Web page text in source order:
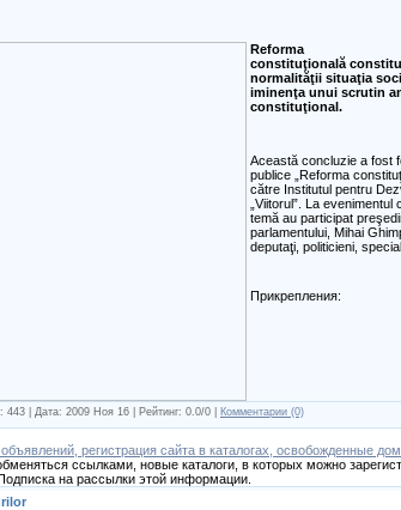
Reforma
constituţională
normalităţii situaţia
iminenţa unui scrutin
constituţional.
Această concluzie a fost
publice „Reforma
către Institutul pentru
„Viitorul”. La
temă au participat
parlamentului, Mihai
deputaţi, politicieni,
Прикрепления:
443 | Дата: 2009 Ноя 16 | Рейтинг: 0.0/0 | Комментарии (0)
регистрация сайта в каталогах, освобожденные
ссылками, новые каталоги, в которых можно
на рассылки этой информации.